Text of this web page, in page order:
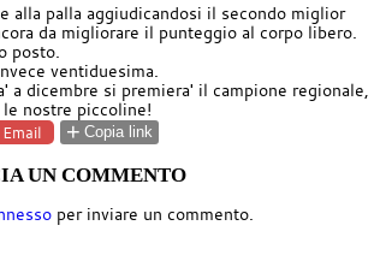
alla palla aggiudicandosi il secondo miglior
da migliorare il punteggio al corpo libero.
posto.
ventiduesima.
a dicembre si premiera' il campione regionale,
nostre piccoline!
Email + Copia link
UN COMMENTO
per inviare un commento.